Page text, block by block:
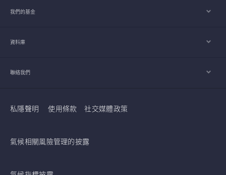
我們的基金
資料庫
聯絡我們
私隱聲明 使用條款 社交媒體政策
氣候相關風險管理的披露